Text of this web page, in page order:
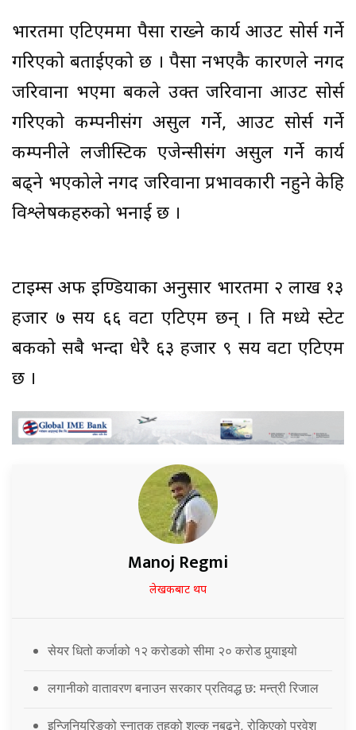
भारतमा एटिएममा पैसा राख्ने कार्य आउट सोर्स गर्ने
गरिएको बताईएको छ । पैसा नभएकै कारणले नगद
जरिवाना भएमा बैंकले उक्त जरिवाना आउट सोर्स
गरिएको कम्पनीसंग असुल गर्ने, आउट सोर्स गर्ने
कम्पनीले लजीस्टिक एजेन्सीसंग असुल गर्ने कार्य
बढ्ने भएकोले नगद जरिवाना प्रभावकारी नहुने केहि
विश्लेषकहरुको भनाई छ ।
टाइम्स अफ इण्डियाका अनुसार भारतमा २ लाख १३
हजार ७ सय ६६ वटा एटिएम छन् । ति मध्ये स्टेट
बैंकको सबै भन्दा धेरै ६३ हजार ९ सय वटा एटिएम
छ ।
Manoj Regmi
लेखकबाट थप
सेयर धितो कर्जाको १२ करोडको सीमा २० करोड पुर्‍याइयो
लगानीको वातावरण बनाउन सरकार प्रतिवद्ध छ: मन्त्री रिजाल
इन्जिनियरिङको स्नातक तहको शुल्क नबढ्ने, रोकिएको प्रवेश